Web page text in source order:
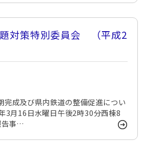
対策特別委員会 （平成2
完成及び県内鉄道の整備促進につい
3月16日水曜日午後2時30分西棟8
告事…